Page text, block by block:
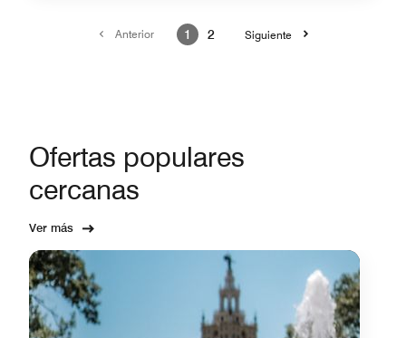
Anterior 1 2 Siguiente
Ofertas populares
cercanas
Ver más